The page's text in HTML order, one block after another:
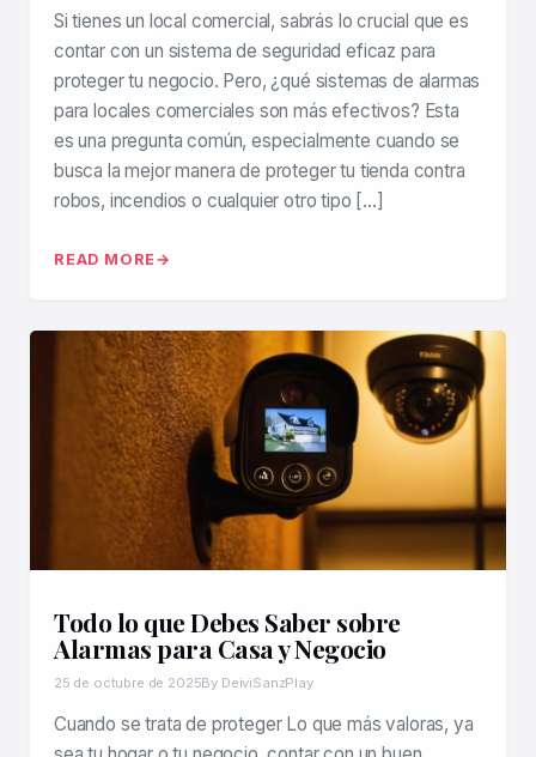
Si tienes un local comercial, sabrás lo crucial que es
contar con un sistema de seguridad eficaz para
proteger tu negocio. Pero, ¿qué sistemas de alarmas
para locales comerciales son más efectivos? Esta
es una pregunta común, especialmente cuando se
busca la mejor manera de proteger tu tienda contra
robos, incendios o cualquier otro tipo […]
READ MORE
Todo lo que Debes Saber sobre
Alarmas para Casa y Negocio
25 de octubre de 2025By DeiviSanzPlay
Cuando se trata de proteger Lo que más valoras, ya